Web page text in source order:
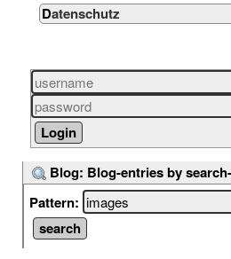
Datenschutz
Blog: Blog-entries by
Pattern: